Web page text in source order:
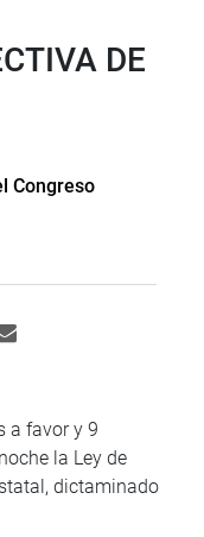
DE
Congreso
favor y 9
la Ley de
dictaminado